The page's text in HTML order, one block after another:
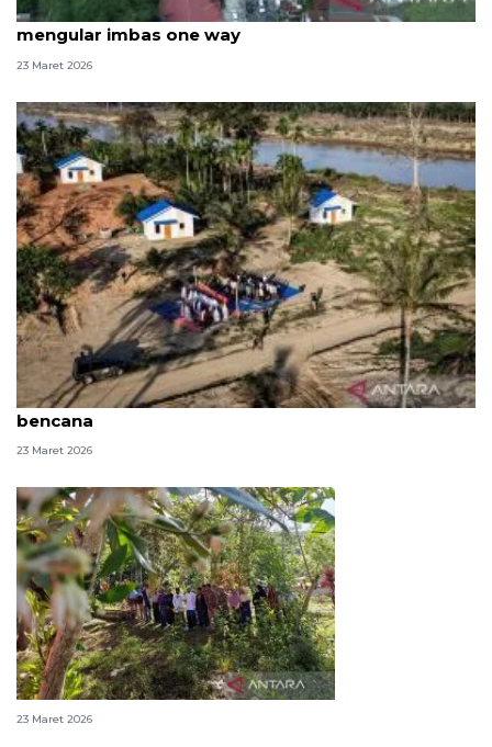
Lembah Anai dibuka penuh pascabencana, macet
mengular imbas one way
23 Maret 2026
Kala pohon pinang jadi pengingat sujud penyintas
bencana
23 Maret 2026
Ratapan di atas pusara tanpa nama
23 Maret 2026